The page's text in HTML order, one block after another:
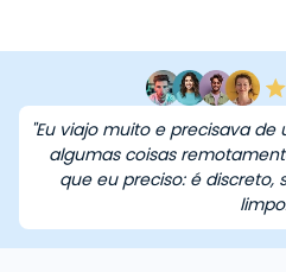
"Eu viajo muito e precisava
algumas coisas
que eu preciso: é discreto,